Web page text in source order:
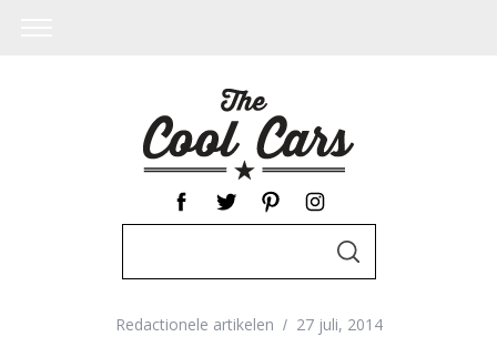
r
S
E
C
H
Redactionele artikelen 27 juli, 2014